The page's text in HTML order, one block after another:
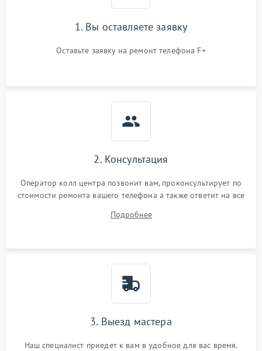
1. Вы оставляете заявку
Оставьте заявку на ремонт телефона F+
2. Консультация
Оператор колл центра позвонит вам, проконсультирует по
стоимости ремонта вашего телефона а также ответит на все
Подробнее
3. Выезд мастера
Наш специалист приедет к вам в удобное для вас время.